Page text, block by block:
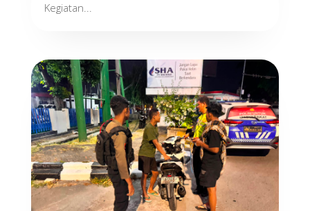
Kegiatan...